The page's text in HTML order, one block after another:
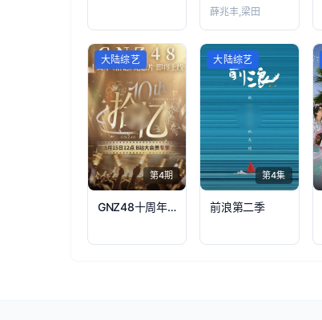
薛兆丰,梁田
大陆综艺
第4期
GNZ48十周年《拾忆》纪念片
大陆综艺
第4集
前浪第二季